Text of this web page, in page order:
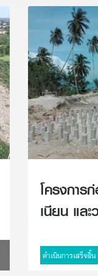
โครงการ
เนียน และ
จังหวัดนค
ดำเนินการเสร็จสิ้น